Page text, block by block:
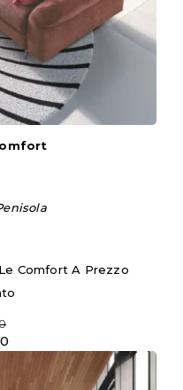
Comfort A Prezzo